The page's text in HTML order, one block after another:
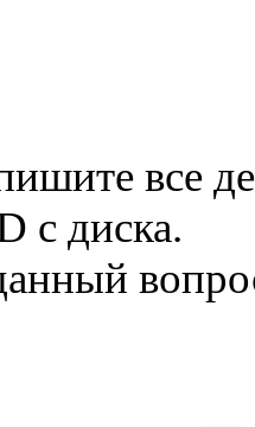
все
с диска.